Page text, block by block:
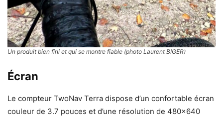
Un produit bien fini et qui se montre fiable (photo Laurent BIGER)
Écran
Le compteur TwoNav Terra dispose d’un confortable écran
couleur de 3.7 pouces et d’une résolution de 480×640